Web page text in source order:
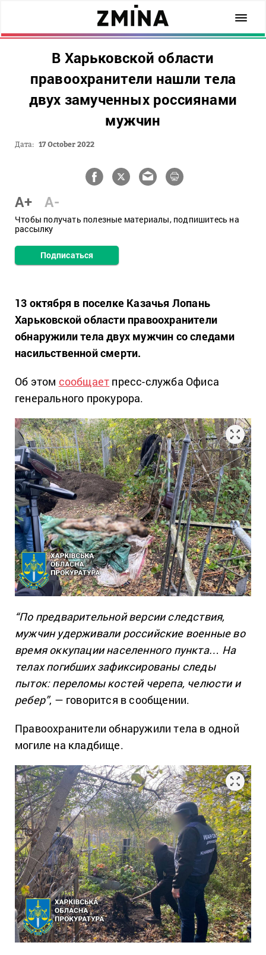
В Харьковской области
правоохранители нашли тела
двух замученных россиянами
мужчин
Дата: 17 October 2022
A+ A-
Чтобы получать полезные материалы, подпишитесь на
рассылку
Подписаться
13 октября в поселке Казачья Лопань
Харьковской области правоохранители
обнаружили тела двух мужчин со следами
насильственной смерти.
Об этом сообщает пресс-служба Офиса
генерального прокурора.
“По предварительной версии следствия,
мужчин удерживали российские военные во
время оккупации населенного пункта… На
телах погибших зафиксированы следы
пыток: переломы костей черепа, челюсти и
ребер”, — говорится в сообщении.
Правоохранители обнаружили тела в одной
могиле на кладбище.